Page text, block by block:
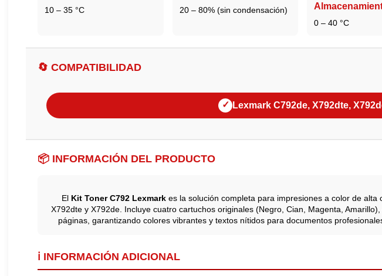
10 – 35 °C 20 – 80% (sin condensación)
0 – 40 °C
🔄 COMPATIBILIDAD
✓ Lexmark C792de, X792dte,
📦 INFORMACIÓN DEL PRODUCTO
El Kit Toner C792 Lexmarkes la solución completa para impresiones a color de alta
X792dte y X792de. Incluye cuatro cartuchos originales (Negro, Cian, Magenta,
páginas, garantizando colores vibrantes y textos nítidos para documentos
ℹ️ INFORMACIÓN ADICIONAL